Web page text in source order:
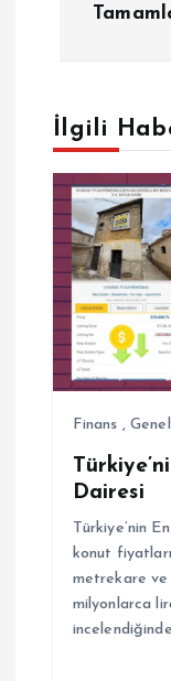
e
z
n
m
İlgili
Finans ,
Dairesi
Türkiye’nin
konut
metrekare ve
milyonlarca